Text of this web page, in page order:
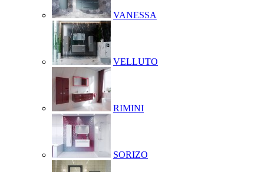
VANESSA
VELLUTO
RIMINI
SORIZO